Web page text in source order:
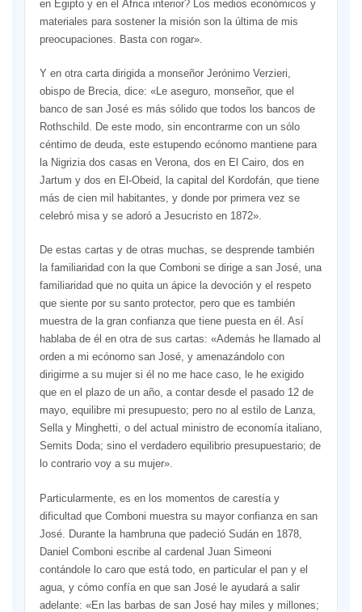
en Egipto y en el África interior? Los medios económicos y
materiales para sos­tener la misión son la última de mis
preocupaciones. Basta con rogar».
Y en otra carta dirigida a mon­señor Jerónimo Verzieri,
obispo de Brecia, dice: «Le aseguro, mon­señor, que el
banco de san José es más sólido que todos los bancos de
Rothschild. De este modo, sin en­contrarme con un sólo
céntimo de deuda, este estupendo ecónomo mantiene para
la Nigrizia dos casas en Verona, dos en El Cairo, dos en
Jartum y dos en El-Obeid, la capital del Kordofán, que tiene
más de cien mil habitantes, y donde por prime­ra vez se
celebró misa y se adoró a Jesucristo en 1872».
De estas cartas y de otras mu­chas, se desprende también
la familiaridad con la que Comboni se dirige a san José, una
fami­liaridad que no quita un ápice la devoción y el respeto
que siente por su santo protector, pero que es también
muestra de la gran confianza que tiene puesta en él. Así
hablaba de él en otra de sus cartas: «Además he llamado al
orden a mi ecónomo san José, y amenazándolo con
dirigirme a su mujer si él no me hace caso, le he exigido
que en el plazo de un año, a contar desde el pasado 12 de
mayo, equilibre mi presu­puesto; pero no al estilo de Lan­za,
Sella y Minghetti, o del actual ministro de economía italiano,
Semits Doda; sino el verdadero equilibrio presupuestario; de
lo contrario voy a su mujer».
Particularmente, es en los mo­mentos de carestía y
dificultad que Comboni muestra su mayor confianza en san
José. Durante la hambruna que padeció Sudán en 1878,
Daniel Comboni escribe al cardenal Juan Simeoni
contándole lo caro que está todo, en particular el pan y el
agua, y cómo confía en que san José le ayudará a salir
ade­lante: «En las barbas de san José hay miles y millones;